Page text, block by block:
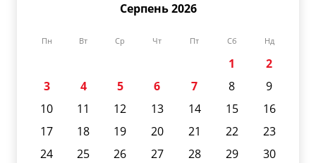
Серпень 2026
Пн Вт Ср Чт Пт Сб Нд
1
2
3
4 5 6 7 8
9
10
11 12 13 14 15
16
17
18 19 20 21 22
23
24
25 26 27 28 29
30